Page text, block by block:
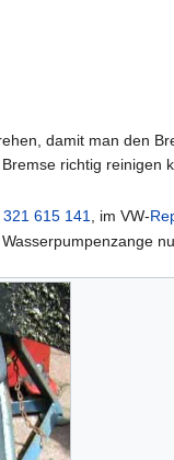
damit man den
richtig reinigen
321 615 141 , im VW-